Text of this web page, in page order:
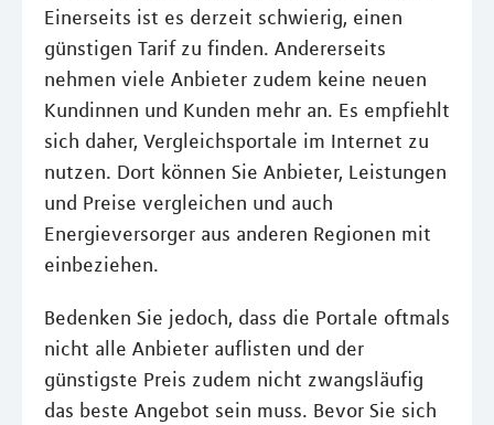
Einerseits ist es derzeit schwierig, einen
günstigen Tarif zu finden. Andererseits
nehmen viele Anbieter zudem keine neuen
Kundinnen und Kunden mehr an. Es empfiehlt
sich daher, Vergleichsportale im Internet zu
nutzen. Dort können Sie Anbieter, Leistungen
und Preise vergleichen und auch
Energieversorger aus anderen Regionen mit
einbeziehen.
Bedenken Sie jedoch, dass die Portale oftmals
nicht alle Anbieter auflisten und der
günstigste Preis zudem nicht zwangsläufig
das beste Angebot sein muss. Bevor Sie sich